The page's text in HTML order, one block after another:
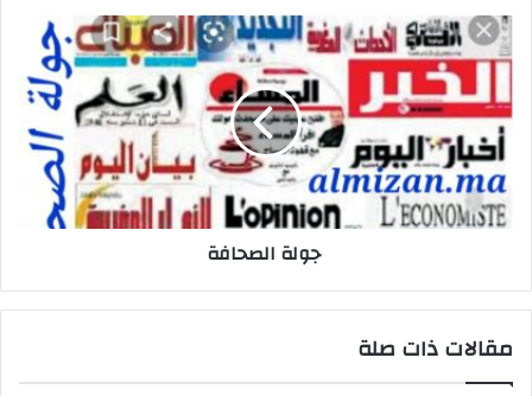
جولة الصحافة
مقالات ذات صلة